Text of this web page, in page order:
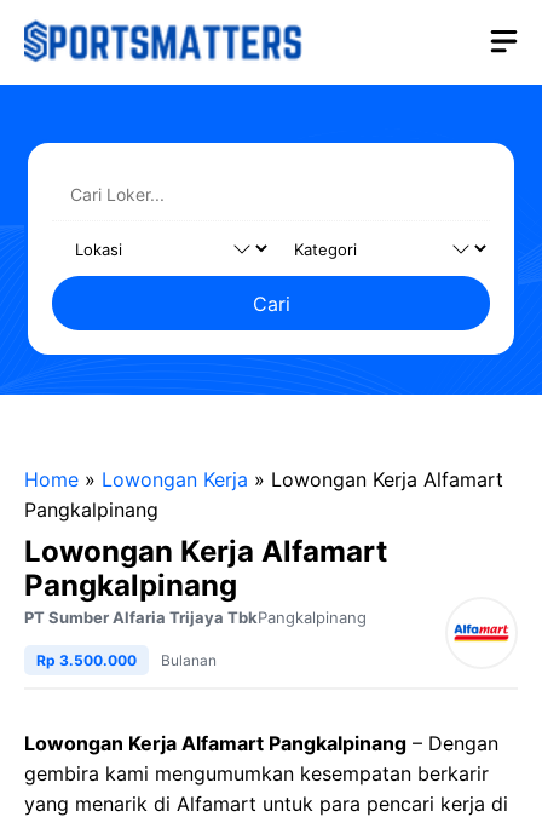
Langsung
Cari
Home » Lowongan Kerja » Lowongan Kerja Alfamart
Pangkalpinang
Lowongan Kerja Alfamart
Pangkalpinang
PT Sumber Alfaria Trijaya TbkPangkalpinang
Rp 3.500.000 Bulanan
Lowongan Kerja Alfamart Pangkalpinang – Dengan
gembira kami mengumumkan kesempatan berkarir
yang menarik di Alfamart untuk para pencari kerja di